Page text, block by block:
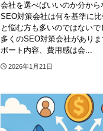
会社を選べばいいのか分か
SEO対策会社は何を基準に比
と悩む方も多いのではない
多くのSEO対策会社があり
ポート内容、費用感は会...
2026年1月21日